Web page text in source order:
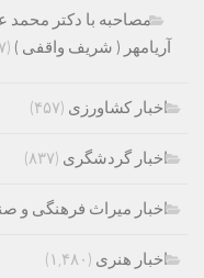
مصاحبه با دکتر محمد
آریامهر ( شریف واقفی ) (۱۰۷)
اخبار کشاورزی (۴۵۷)
اخبار گردشگری (۸۳۷)
اخبار میراث فرهنگی و
اخبار هنری (۱,۴۸۰)